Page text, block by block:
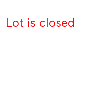
Lot is closed